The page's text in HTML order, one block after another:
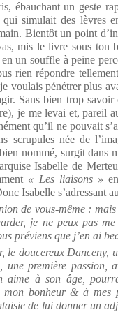
ébauchant un geste
simulait des lèvres
Bientôt un point
mis le livre sous ton
un souffle à peine
rien répondre
voulais pénétrer plus
Sans bien trop
je me levai et, pareil
qu’il ne pouvait
scrupules née de
nommé, surgit dans
Isabelle de
« Les liaisons »
Isabelle s’adressant
de vous-même :
je ne peux pas
préviens que j’en ai
le doucereux Danceny,
première passion,
aime à son âge,
bonheur & à mes
de lui donner un